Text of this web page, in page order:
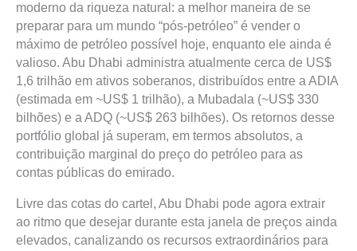
moderno da riqueza natural: a melhor maneira de se
preparar para um mundo “pós-petróleo” é vender o
máximo de petróleo possível hoje, enquanto ele ainda é
valioso. Abu Dhabi administra atualmente cerca de US$
1,6 trilhão em ativos soberanos, distribuídos entre a ADIA
(estimada em ~US$ 1 trilhão), a Mubadala (~US$ 330
bilhões) e a ADQ (~US$ 263 bilhões). Os retornos desse
portfólio global já superam, em termos absolutos, a
contribuição marginal do preço do petróleo para as
contas públicas do emirado.
Livre das cotas do cartel, Abu Dhabi pode agora extrair
ao ritmo que desejar durante esta janela de preços ainda
elevados, canalizando os recursos extraordinários para